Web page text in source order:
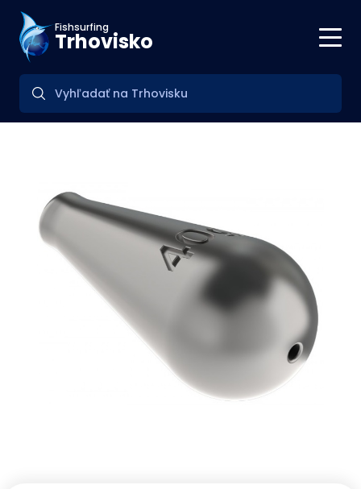
Fishsurfing
Trhovisko